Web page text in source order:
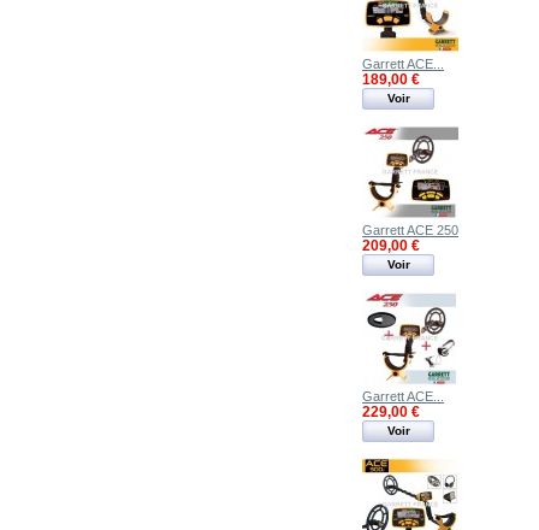
Garrett ACE...
189,00 €
Voir
Garrett ACE 250
209,00 €
Voir
Garrett ACE...
229,00 €
Voir